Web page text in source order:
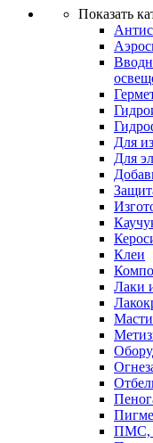
Показать
Для
Для
Клеи
Лаки
ПМС,